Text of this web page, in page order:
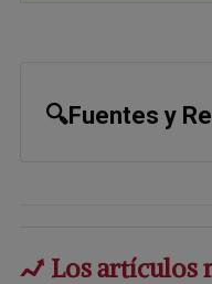
🔍Fuentes y
Los artículos